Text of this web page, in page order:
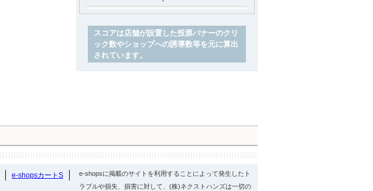
スコアは店舗が設置した投票バナーのクリ
ック数やショップへの誘導数等を元に算出
されています。
e-shopsカートS
e-shopsに掲載のサイトを利用することによって発生したト
ラブルや損失、損害に対して、(株)ネクストハンズは一切の